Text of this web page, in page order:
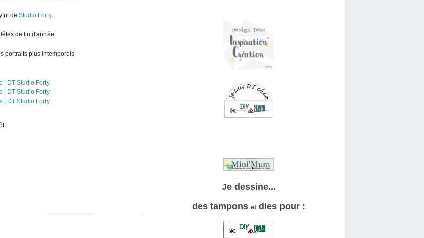
de Studio Forty,
de fin d'année
portraits plus intemporels
Je dessine...
des tampons et dies pour :